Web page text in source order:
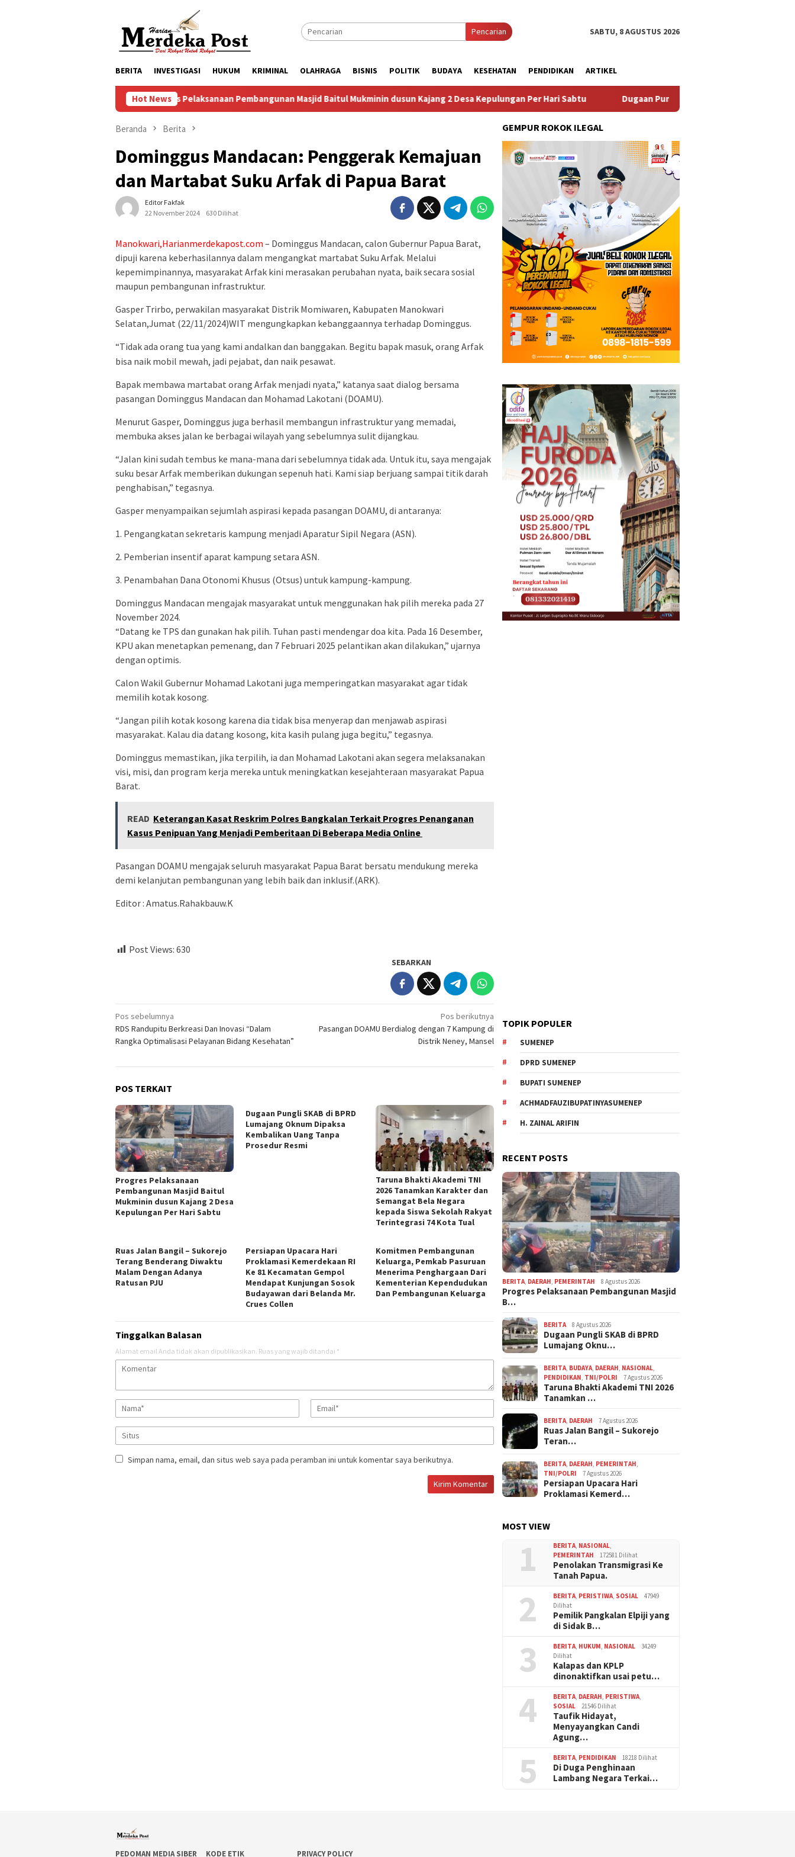
Pencarian SABTU, 8 AGUSTUS 2026
BERITA INVESTIGASI HUKUM KRIMINAL OLAHRAGA BISNIS POLITIK BUDAYA KESEHATAN PENDIDIKAN ARTIKEL
Hot News
Progres Pelaksanaan Pembangunan Masjid Baitul Mukminin dusun Kajang 2 Desa Kepulungan Per Hari Sabtu Dugaan Pungli SKAB di BPRD Lumajang Oknum Dipaksa
Beranda Berita
Dominggus Mandacan: Penggerak Kemajuan
dan Martabat Suku Arfak di Papua Barat
Editor Fakfak
22 November 2024
630 Dilihat
Manokwari,Harianmerdekapost.com – Dominggus Mandacan, calon Gubernur Papua Barat,
dipuji karena keberhasilannya dalam mengangkat martabat Suku Arfak. Melalui
kepemimpinannya, masyarakat Arfak kini merasakan perubahan nyata, baik secara sosial
maupun pembangunan infrastruktur.
Gasper Trirbo, perwakilan masyarakat Distrik Momiwaren, Kabupaten Manokwari
Selatan,Jumat (22/11/2024)WIT mengungkapkan kebanggaannya terhadap Dominggus.
“Tidak ada orang tua yang kami andalkan dan banggakan. Begitu bapak masuk, orang Arfak
bisa naik mobil mewah, jadi pejabat, dan naik pesawat.
Bapak membawa martabat orang Arfak menjadi nyata,” katanya saat dialog bersama
pasangan Dominggus Mandacan dan Mohamad Lakotani (DOAMU).
Menurut Gasper, Dominggus juga berhasil membangun infrastruktur yang memadai,
membuka akses jalan ke berbagai wilayah yang sebelumnya sulit dijangkau.
“Jalan kini sudah tembus ke mana-mana dari sebelumnya tidak ada. Untuk itu, saya mengajak
suku besar Arfak memberikan dukungan sepenuh hati. Kami siap berjuang sampai titik darah
penghabisan,” tegasnya.
Gasper menyampaikan sejumlah aspirasi kepada pasangan DOAMU, di antaranya:
1. Pengangkatan sekretaris kampung menjadi Aparatur Sipil Negara (ASN).
2. Pemberian insentif aparat kampung setara ASN.
3. Penambahan Dana Otonomi Khusus (Otsus) untuk kampung-kampung.
Dominggus Mandacan mengajak masyarakat untuk menggunakan hak pilih mereka pada 27
November 2024.
“Datang ke TPS dan gunakan hak pilih. Tuhan pasti mendengar doa kita. Pada 16 Desember,
KPU akan menetapkan pemenang, dan 7 Februari 2025 pelantikan akan dilakukan,” ujarnya
dengan optimis.
Calon Wakil Gubernur Mohamad Lakotani juga memperingatkan masyarakat agar tidak
memilih kotak kosong.
“Jangan pilih kotak kosong karena dia tidak bisa menyerap dan menjawab aspirasi
masyarakat. Kalau dia datang kosong, kita kasih pulang juga begitu,” tegasnya.
Dominggus memastikan, jika terpilih, ia dan Mohamad Lakotani akan segera melaksanakan
visi, misi, dan program kerja mereka untuk meningkatkan kesejahteraan masyarakat Papua
Barat.
READ Keterangan Kasat Reskrim Polres Bangkalan Terkait Progres Penanganan
Kasus Penipuan Yang Menjadi Pemberitaan Di Beberapa Media Online
Pasangan DOAMU mengajak seluruh masyarakat Papua Barat bersatu mendukung mereka
demi kelanjutan pembangunan yang lebih baik dan inklusif.(ARK).
Editor : Amatus.Rahakbauw.K
Post Views: 630
SEBARKAN
Navigasi
pos
Pos sebelumnya
RDS Randupitu Berkreasi Dan Inovasi “Dalam
Rangka Optimalisasi Pelayanan Bidang Kesehatan”
Pos berikutnya
Pasangan DOAMU Berdialog dengan 7 Kampung di
Distrik Neney, Mansel
POS TERKAIT
Progres Pelaksanaan
Pembangunan Masjid Baitul
Mukminin dusun Kajang 2 Desa
Kepulungan Per Hari Sabtu
Dugaan Pungli SKAB di BPRD
Lumajang Oknum Dipaksa
Kembalikan Uang Tanpa
Prosedur Resmi
Taruna Bhakti Akademi TNI
2026 Tanamkan Karakter dan
Semangat Bela Negara
kepada Siswa Sekolah Rakyat
Terintegrasi 74 Kota Tual
Ruas Jalan Bangil – Sukorejo
Terang Benderang Diwaktu
Malam Dengan Adanya
Ratusan PJU
Persiapan Upacara Hari
Proklamasi Kemerdekaan RI
Ke 81 Kecamatan Gempol
Mendapat Kunjungan Sosok
Budayawan dari Belanda Mr.
Crues Collen
Komitmen Pembangunan
Keluarga, Pemkab Pasuruan
Menerima Penghargaan Dari
Kementerian Kependudukan
Dan Pembangunan Keluarga
Tinggalkan Balasan
Alamat email Anda tidak akan dipublikasikan. Ruas yang wajib ditandai *
Simpan nama, email, dan situs web saya pada peramban ini untuk komentar saya berikutnya.
GEMPUR ROKOK ILEGAL
TOPIK POPULER
SUMENEP
DPRD SUMENEP
BUPATI SUMENEP
ACHMADFAUZIBUPATINYASUMENEP
H. ZAINAL ARIFIN
RECENT POSTS
BERITA, DAERAH, PEMERINTAH 8 Agustus 2026
Progres Pelaksanaan Pembangunan Masjid
B…
BERITA 8 Agustus 2026
Dugaan Pungli SKAB di BPRD
Lumajang Oknu…
BERITA, BUDAYA, DAERAH, NASIONAL,
PENDIDIKAN, TNI/POLRI 7 Agustus 2026
Taruna Bhakti Akademi TNI 2026
Tanamkan …
BERITA, DAERAH 7 Agustus 2026
Ruas Jalan Bangil – Sukorejo
Teran…
BERITA, DAERAH, PEMERINTAH,
TNI/POLRI
7 Agustus 2026
Persiapan Upacara Hari
Proklamasi Kemerd…
MOST VIEW
1 BERITA, NASIONAL,
PEMERINTAH
172581 Dilihat
Penolakan Transmigrasi Ke
Tanah Papua.
2 BERITA, PERISTIWA, SOSIAL
47949
Dilihat
Pemilik Pangkalan Elpiji yang
di Sidak B…
3 BERITA, HUKUM, NASIONAL
34249
Dilihat
Kalapas dan KPLP
dinonaktifkan usai petu…
4 BERITA, DAERAH, PERISTIWA,
SOSIAL
21546 Dilihat
Taufik Hidayat,
Menyayangkan Candi
Agung…
5 BERITA, PENDIDIKAN 18218 Dilihat
Di Duga Penghinaan
Lambang Negara Terkai…
PEDOMAN MEDIA SIBER KODE ETIK PRIVACY POLICY